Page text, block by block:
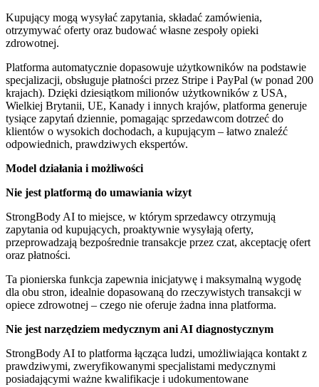
Kupujący mogą wysyłać zapytania, składać zamówienia,
otrzymywać oferty oraz budować własne zespoły opieki
zdrowotnej.
Platforma automatycznie dopasowuje użytkowników na podstawie
specjalizacji, obsługuje płatności przez Stripe i PayPal (w ponad 200
krajach). Dzięki dziesiątkom milionów użytkowników z USA,
Wielkiej Brytanii, UE, Kanady i innych krajów, platforma generuje
tysiące zapytań dziennie, pomagając sprzedawcom dotrzeć do
klientów o wysokich dochodach, a kupującym – łatwo znaleźć
odpowiednich, prawdziwych ekspertów.
Model działania i możliwości
Nie jest platformą do umawiania wizyt
StrongBody AI to miejsce, w którym sprzedawcy otrzymują
zapytania od kupujących, proaktywnie wysyłają oferty,
przeprowadzają bezpośrednie transakcje przez czat, akceptację ofert
oraz płatności.
Ta pionierska funkcja zapewnia inicjatywę i maksymalną wygodę
dla obu stron, idealnie dopasowaną do rzeczywistych transakcji w
opiece zdrowotnej – czego nie oferuje żadna inna platforma.
Nie jest narzędziem medycznym ani AI diagnostycznym
StrongBody AI to platforma łącząca ludzi, umożliwiająca kontakt z
prawdziwymi, zweryfikowanymi specjalistami medycznymi
posiadającymi ważne kwalifikacje i udokumentowane